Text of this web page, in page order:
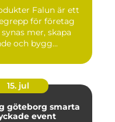
Falun är ett
för företag
mer, skapa
och bygg...
15. jul
smarta
event